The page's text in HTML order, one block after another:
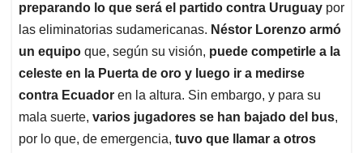
A
p
p
o
o
k
d
I
n
d
s
preparando lo que será el partido contra Uruguay por
las eliminatorias sudamericanas. Néstor Lorenzo armó
un equipo que, según su visión, puede competirle a la
celeste en la Puerta de oro y luego ir a medirse
contra Ecuador en la altura. Sin embargo, y para su
mala suerte, varios jugadores se han bajado del bus,
por lo que, de emergencia, tuvo que llamar a otros